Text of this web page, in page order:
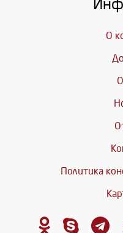
О
Политика